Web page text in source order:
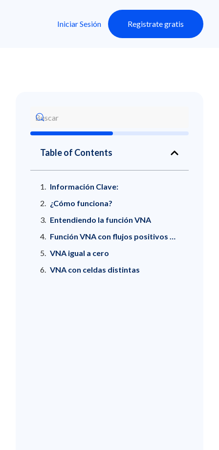
Iniciar Sesión Registrate gratis
Table of Contents
Información Clave:
¿Cómo funciona?
Entendiendo la función VNA
Función VNA con flujos positivos y negativos
VNA igual a cero
VNA con celdas distintas